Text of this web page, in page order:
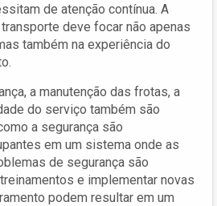
de atenção contínua. A
deve focar não apenas
também na experiência do
a manutenção das frotas, a
do serviço também são
a segurança são
em um sistema onde as
de segurança são
e implementar novas
podem resultar em um